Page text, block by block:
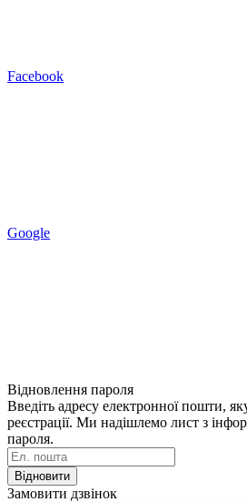
Facebook
Google
Відновлення пароля
Введіть адресу електронної пошти,
реєстрації. Ми надішлемо лист з
пароля.
Відновити
Замовити дзвінок